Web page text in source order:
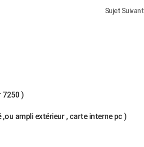
Sujet Suivant
7250 )
ampli extérieur , carte interne pc )